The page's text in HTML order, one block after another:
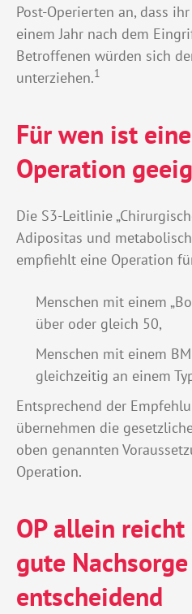
Post-Operierten an, dass
einem Jahr nach dem
Betroffenen würden sich
unterziehen.1
Für wen ist
Operation
Die S3-Leitlinie
Adipositas und
empfiehlt eine Operation
Menschen mit einem
über oder gleich 50,
Menschen mit einem
gleichzeitig an einem
Entsprechend der
übernehmen die
oben genannten
Operation.
OP allein
gute
entscheidend